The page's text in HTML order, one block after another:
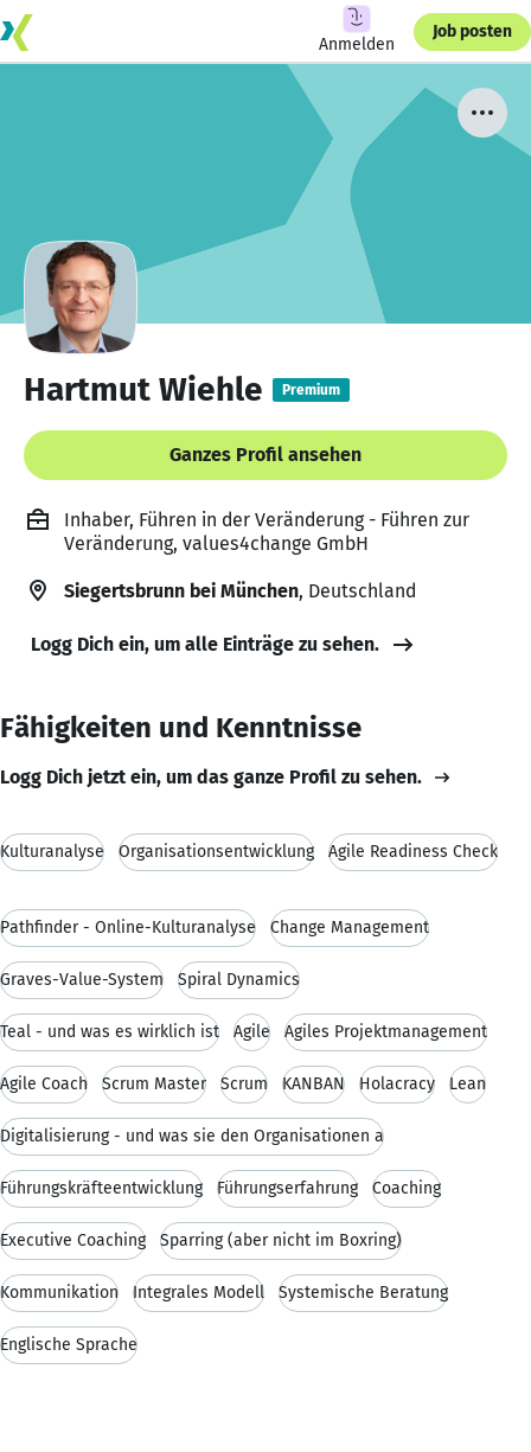
Anmelden
Job posten
Hartmut Wiehle Premium
Ganzes Profil ansehen
Inhaber, Führen in der Veränderung - Führen zur
Veränderung, values4change GmbH
Siegertsbrunn bei München, Deutschland
Logg Dich ein, um alle Einträge zu sehen.
Fähigkeiten und Kenntnisse
Logg Dich jetzt ein, um das ganze Profil zu sehen.
Kulturanalyse Organisationsentwicklung Agile Readiness Check
Pathfinder - Online-Kulturanalyse Change Management
Graves-Value-System Spiral Dynamics
Teal - und was es wirklich ist Agile Agiles Projektmanagement
Agile Coach Scrum Master Scrum KANBAN Holacracy Lean
Digitalisierung - und was sie den Organisationen a
Führungskräfteentwicklung Führungserfahrung Coaching
Executive Coaching Sparring (aber nicht im Boxring)
Kommunikation Integrales Modell Systemische Beratung
Englische Sprache